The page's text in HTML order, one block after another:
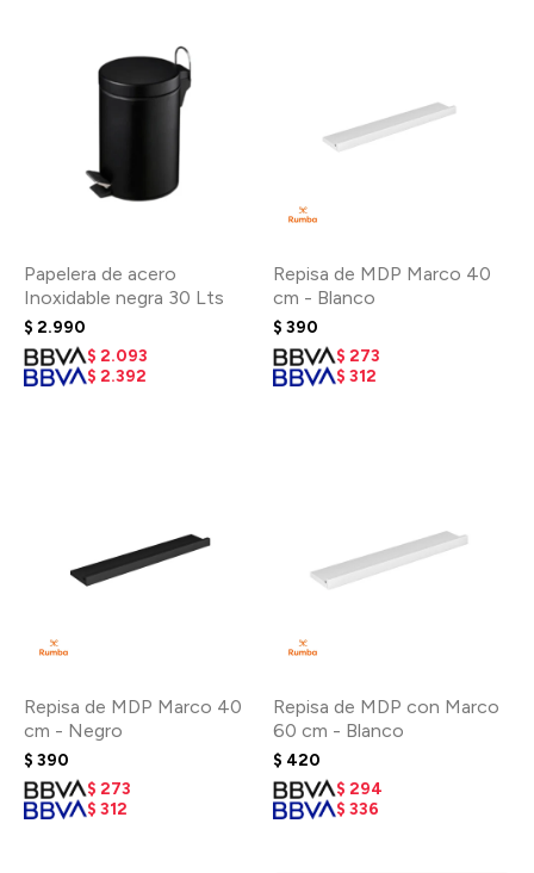
Papelera de acero
Inoxidable negra 30 Lts
$ 2.990
$ 2.093
$ 2.392
Repisa de MDP Marco 40
cm - Blanco
$ 390
$ 273
$ 312
Repisa de MDP Marco 40
cm - Negro
$ 390
$ 273
$ 312
Repisa de MDP con Marco
60 cm - Blanco
$ 420
$ 294
$ 336